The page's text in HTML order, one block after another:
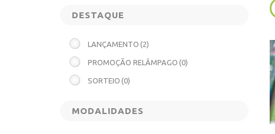
DESTAQUE
LANÇAMENTO (2)
PROMOÇÃO RELÂMPAGO (0)
SORTEIO (0)
MODALIDADES